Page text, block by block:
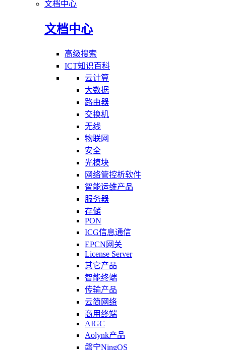
文档中心
文档中心
高级搜索
ICT知识百科
云计算
大数据
路由器
交换机
无线
物联网
安全
光模块
网络管控析软件
智能运维产品
服务器
存储
PON
ICG信息通信
EPCN网关
License Server
其它产品
智能终端
传输产品
云简网络
商用终端
AIGC
Aolynk产品
磐宁NingOS